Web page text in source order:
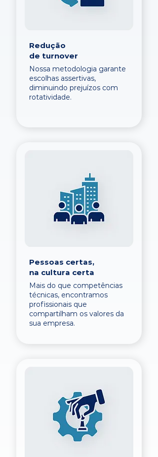
Redução
de turnover
Nossa metodologia garante
escolhas assertivas,
diminuindo prejuízos com
rotatividade.
Pessoas certas,
na cultura certa
Mais do que competências
técnicas, encontramos
profissionais que
compartilham os valores da
sua empresa.